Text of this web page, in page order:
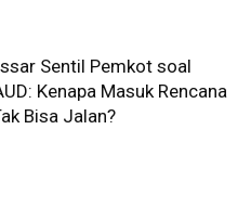
Sentil Pemkot soal
Kenapa Masuk Rencana
Bisa Jalan?